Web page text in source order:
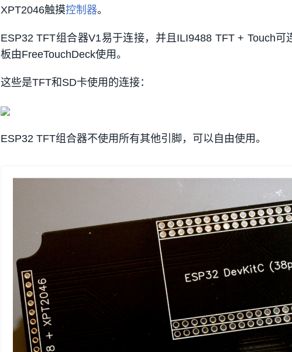
XPT2046触摸控制器。
ESP32 TFT组合器V1易于连接，并且ILI9488 TFT + Touch可
板由FreeTouchDeck使用。
这些是TFT和SD卡使用的连接：
ESP32 TFT组合器不使用所有其他引脚，可以自由使用。